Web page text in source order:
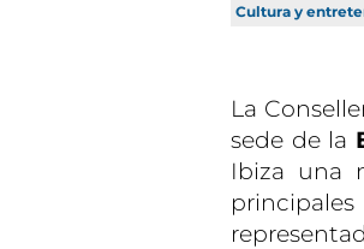
Cultura y
La
sede de la
Ibiza una